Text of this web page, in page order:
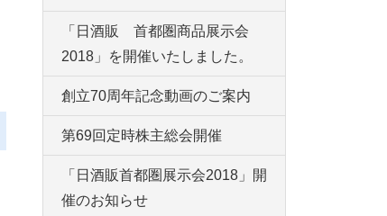
「日酒販 首都圏商品展示会
2018」を開催いたしました。
創立70周年記念動画のご案内
第69回定時株主総会開催
「日酒販首都圏展示会2018」開
催のお知らせ